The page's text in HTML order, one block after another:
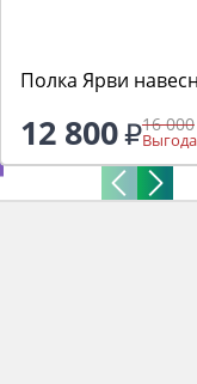
Полка Ярви
12 800 16 000